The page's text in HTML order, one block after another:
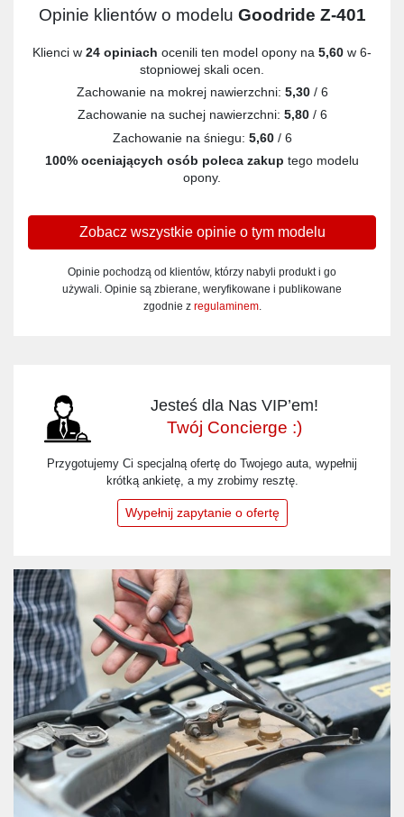
Opinie klientów o modelu Goodride Z-401
Klienci w 24 opiniach ocenili ten model opony na 5,60 w 6-
stopniowej skali ocen.
Zachowanie na mokrej nawierzchni: 5,30/ 6
Zachowanie na suchej nawierzchni: 5,80/ 6
Zachowanie na śniegu: 5,60/ 6
100% oceniających osób poleca zakup tego modelu
opony.
Zobacz wszystkie opinie o tym modelu
Opinie pochodzą od klientów, którzy nabyli produkt i go
używali. Opinie są zbierane, weryfikowane i publikowane
zgodnie z regulaminem.
Jesteś dla Nas VIP’em!
Twój Concierge :)
Przygotujemy Ci specjalną ofertę do Twojego auta, wypełnij
krótką ankietę, a my zrobimy resztę.
Wypełnij zapytanie o ofertę